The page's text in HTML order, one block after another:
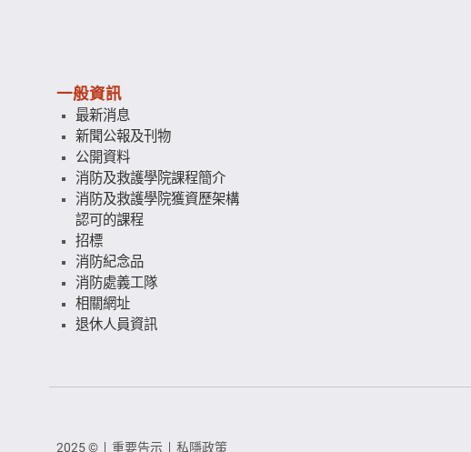
一般資訊
最新消息
新聞公報及刊物
公開資料
消防及救護學院課程簡介
消防及救護學院獲資歷架構
認可的課程
招標
消防紀念品
消防處義工隊
相關網址
退休人員資訊
2025 © 重要告示 私隱政策